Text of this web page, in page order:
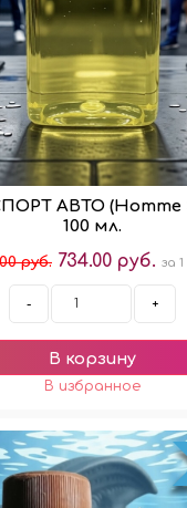
АВТО (Homme
100 мл.
руб. 734.00 руб. за
- +